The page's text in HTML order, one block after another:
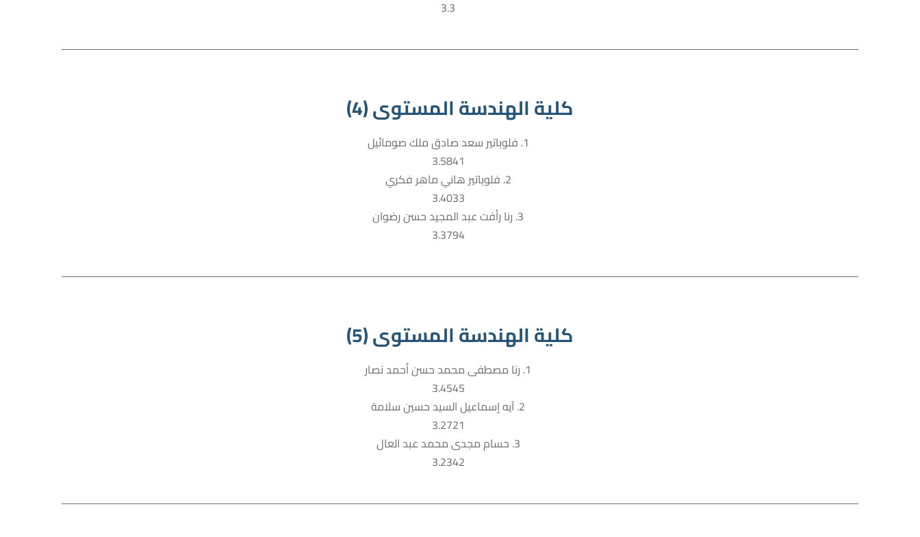
3.3
كلية الهندسة المستوى (4)
1. فلوباتير سعد صادق ملك صومائيل
3.5841
2. فلوباتير هاني ماهر فكري
3.4033
3. رنا رأفت عبد المجيد حسن رضوان
3.3794
كلية الهندسة المستوى (5)
1. رنا مصطفى محمد حسن أحمد نصار
3.4545
2. آيه إسماعيل السيد حسين سلامة
3.2721
3. حسام مجدى محمد عبد العال
3.2342